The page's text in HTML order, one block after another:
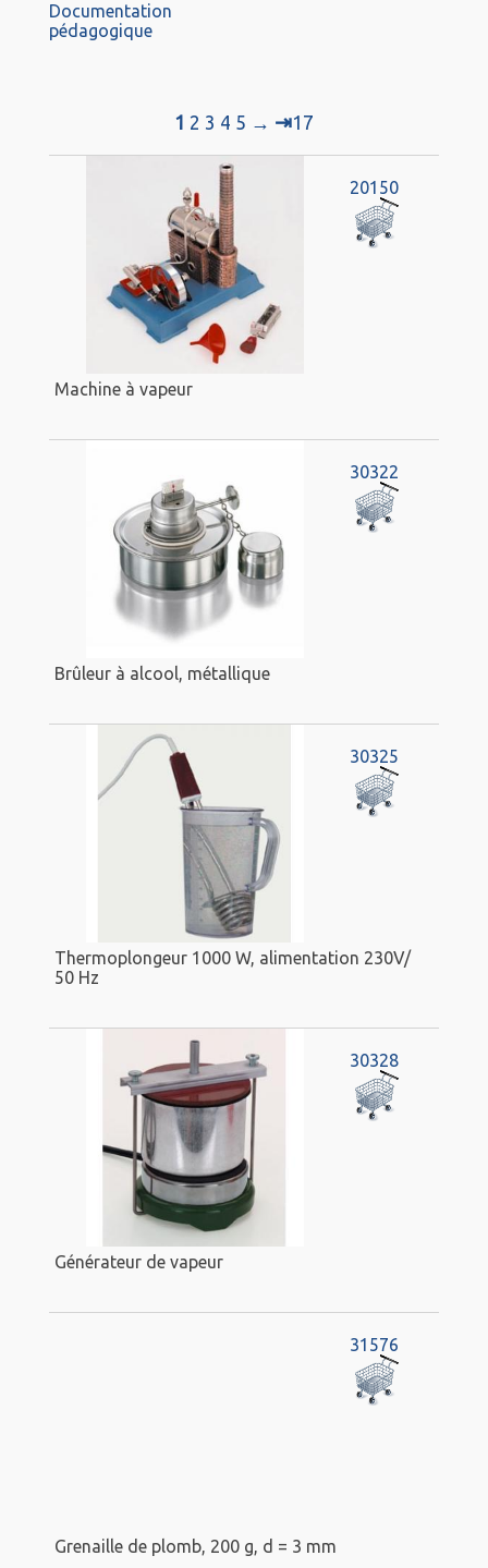
Documentation
pédagogique
1 2 3 4 5 → ⇥17
20150
Machine à vapeur
30322
Brûleur à alcool, métallique
30325
Thermoplongeur 1000 W, alimentation 230V/
50 Hz
30328
Générateur de vapeur
31576
Grenaille de plomb, 200 g, d = 3 mm